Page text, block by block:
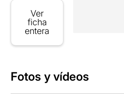
Ver
ficha
entera
Fotos y vídeos